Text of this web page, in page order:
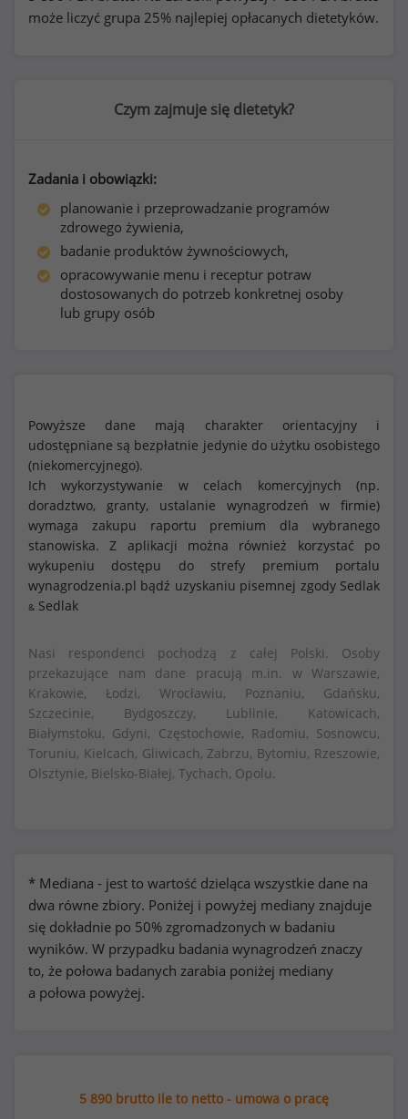
może liczyć grupa 25% najlepiej opłacanych dietetyków.
Czym zajmuje się dietetyk?
Zadania i obowiązki:
planowanie i przeprowadzanie programów
zdrowego żywienia,
badanie produktów żywnościowych,
opracowywanie menu i receptur potraw
dostosowanych do potrzeb konkretnej osoby
lub grupy osób
Powyższe dane mają charakter orientacyjny i
udostępniane są bezpłatnie jedynie do użytku osobistego
(niekomercyjnego).
Ich wykorzystywanie w celach komercyjnych (np.
doradztwo, granty, ustalanie wynagrodzeń w firmie)
wymaga zakupu raportu premium dla wybranego
stanowiska. Z aplikacji można również korzystać po
wykupeniu dostępu do strefy premium portalu
wynagrodzenia.pl bądź uzyskaniu pisemnej zgody Sedlak
& Sedlak
Nasi respondenci pochodzą z całej Polski. Osoby
przekazujące nam dane pracują m.in. w Warszawie,
Krakowie, Łodzi, Wrocławiu, Poznaniu, Gdańsku,
Szczecinie, Bydgoszczy, Lublinie, Katowicach,
Białymstoku, Gdyni, Częstochowie, Radomiu, Sosnowcu,
Toruniu, Kielcach, Gliwicach, Zabrzu, Bytomiu, Rzeszowie,
Olsztynie, Bielsko-Białej, Tychach, Opolu.
* Mediana - jest to wartość dzieląca wszystkie dane na
dwa równe zbiory. Poniżej i powyżej mediany znajduje
się dokładnie po 50% zgromadzonych w badaniu
wyników. W przypadku badania wynagrodzeń znaczy
to, że połowa badanych zarabia poniżej mediany
a połowa powyżej.
5 890 brutto ile to netto - umowa o pracę